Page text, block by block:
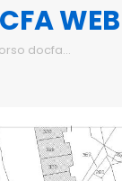
docfa…